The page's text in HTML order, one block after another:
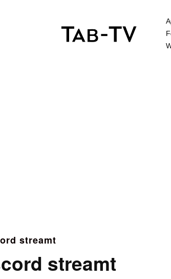
streamt
streamt